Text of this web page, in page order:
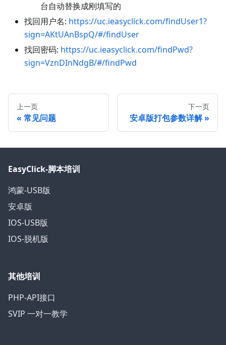
台自动替换成刚填写的
找回用户名: https://uc.ieasyclick.com/findUser1?
sign=AKtUAnBspQ/#/findUser
找回密码: https://uc.ieasyclick.com/findPwd?
sign=VznDInNdgB/#/findPwd
上一页
常见问题
下一页
安卓版打包参数详解
EasyClick-脚本培训
鸿蒙-USB版
安卓版
IOS-USB版
IOS-脱机版
其他培训
PHP-API接口
SVIP 一对一教学